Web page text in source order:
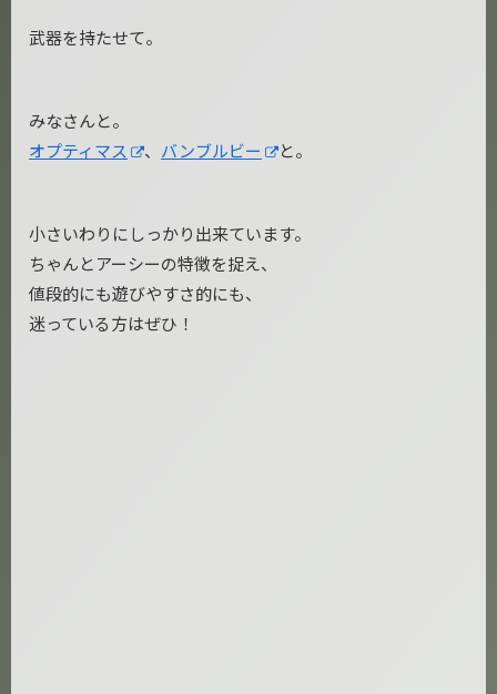
武器を持たせて。
みなさんと。
オプティマス
、 バンブルビー と。
小さいわりにしっかり出来ています。
ちゃんとアーシーの特徴を捉え、
値段的にも遊びやすさ的にも、
迷っている方はぜひ！